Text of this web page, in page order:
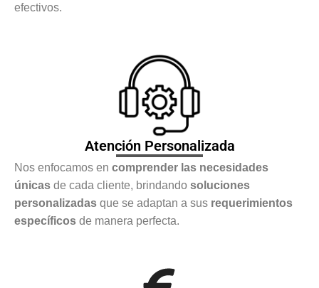
efectivos.
Atención Personalizada
Nos enfocamos en comprender las necesidades
únicas de cada cliente, brindando soluciones
personalizadas que se adaptan a sus requerimientos
específicos de manera perfecta.